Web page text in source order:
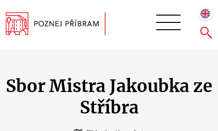
Sbor Mistra Jakoubka ze
Stříbra